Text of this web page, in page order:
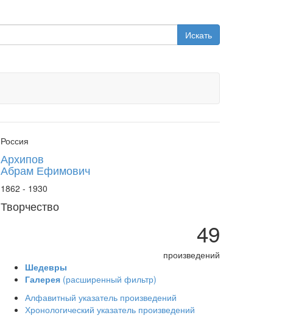
Искать
Россия
Архипов
Абрам Ефимович
1862 - 1930
Творчество
49
произведений
Шедевры
Галерея (расширенный фильтр)
Алфавитный указатель произведений
Хронологический указатель произведений